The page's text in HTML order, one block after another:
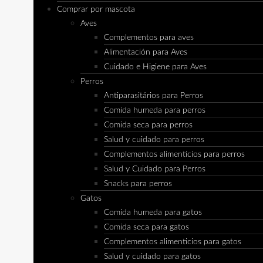
Comprar por mascota
Aves
Complementos para aves
Alimentación para Aves
Cuidado e Higiene para Aves
Perros
Antiparasitários para Perros
Comida humeda para perros
Comida seca para perros
Salud y cuidado para perros
Complementos alimenticios para perros
Salud y Cuidado para Perros
Snacks para perros
Gatos
Comida humeda para gatos
Comida seca para gatos
Complementos alimenticios para gatos
Salud y cuidado para gatos